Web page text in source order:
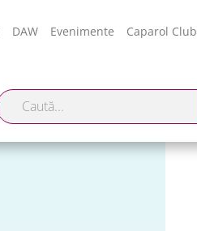
DAW Evenimente Caparol Club